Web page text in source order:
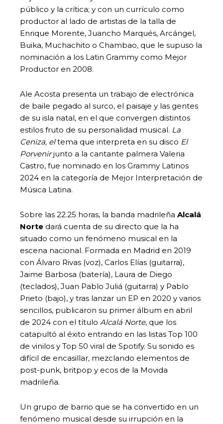
público y la crítica; y con un currículo como
productor al lado de artistas de la talla de
Enrique Morente, Juancho Marqués, Arcángel,
Buika, Muchachito o Chambao, que le supuso la
nominación a los Latin Grammy como Mejor
Productor en 2008.
Ale Acosta presenta un trabajo de electrónica
de baile pegado al surco, el paisaje y las gentes
de su isla natal, en el que convergen distintos
estilos fruto de su personalidad musical. La
Ceniza, eltema que interpreta en su disco El
Porvenirjunto a la cantante palmera Valeria
Castro, fue nominado en los Grammy Latinos
2024 en la categoría de Mejor Interpretación de
Música Latina.
Sobre las 22.25 horas, la banda madrileña Alcalá
Norte dará cuenta de su directo que la ha
situado como un fenómeno musical en la
escena nacional. Formada en Madrid en 2019
con Álvaro Rivas (voz), Carlos Elías (guitarra),
Jaime Barbosa (batería), Laura de Diego
(teclados), Juan Pablo Juliá (guitarra) y Pablo
Prieto (bajo), y tras lanzar un EP en 2020 y varios
sencillos, publicaron su primer álbum en abril
de 2024 con el título Alcalá Norte, que los
catapultó al éxito entrando en las listas Top 100
de vinilos y Top 50 viral de Spotify. Su sonido es
difícil de encasillar, mezclando elementos de
post-punk, britpop y ecos de la Movida
madrileña.
Un grupo de barrio que se ha convertido en un
fenómeno musical desde su irrupción en la